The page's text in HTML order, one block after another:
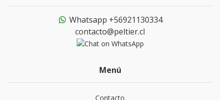
Whatsapp +56921130334
contacto@peltier.cl
Menú
Contacto